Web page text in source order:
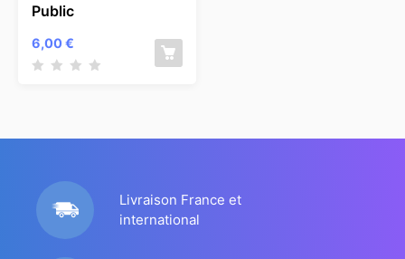
Public
6,00 €
Livraison France et
international